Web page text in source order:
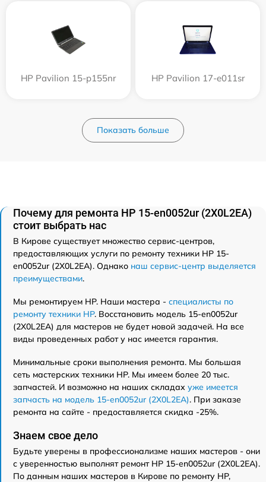
HP Pavilion 15-p155nr HP Pavilion 17-e011sr
Показать больше
Почему для ремонта HP 15-en0052ur (2X0L2EA)
стоит выбрать нас
В Кирове существует множество сервис-центров,
предоставляющих услуги по ремонту техники HP 15-
en0052ur (2X0L2EA). Однако наш сервис-центр выделяется
преимуществами.
Мы ремонтируем HP. Наши мастера - специалисты по
ремонту техники HP. Восстановить модель 15-en0052ur
(2X0L2EA) для мастеров не будет новой задачей. На все
виды проведенных работ у нас имеется гарантия.
Минимальные сроки выполнения ремонта. Мы большая
сеть мастерских техники HP. Мы имеем более 20 тыс.
запчастей. И возможно на наших складах уже имеется
запчасть на модель 15-en0052ur (2X0L2EA). При заказе
ремонта на сайте - предоставляется скидка -25%.
Знаем свое дело
Будьте уверены в профессионализме наших мастеров - они
с уверенностью выполнят ремонт HP 15-en0052ur (2X0L2EA).
По данным наших мастеров в Кирове по ремонту HP,